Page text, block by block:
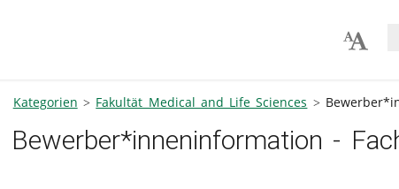
Kategorien Fakultät Medical and Life Sciences
Bewerber*inneninformation -